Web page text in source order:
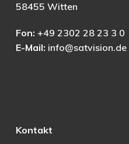
58455 Witten
Fon: +49 2302 28 23 3 0
E-Mail: info@satvision.de
Kontakt